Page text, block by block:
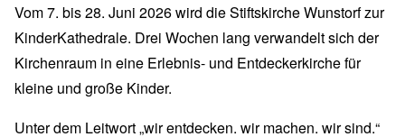
Vom 7. bis 28. Juni 2026 wird die Stiftskirche Wunstorf zur
KinderKathedrale. Drei Wochen lang verwandelt sich der
Kirchenraum in eine Erlebnis- und Entdeckerkirche für
kleine und große Kinder.
Unter dem Leitwort „wir entdecken. wir machen. wir sind.“